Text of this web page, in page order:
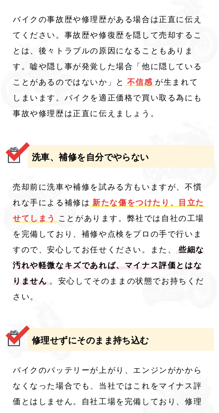
バイクの事故歴や修理歴がある場合は正直に伝え
てください。事故歴や修復歴を隠して売却するこ
とは、後々トラブルの原因になることもありま
す。嘘や隠し事が発覚した場合「他に隠している
ことがあるのではないか」と
不信感 が生まれて
しまいます。バイクを適正価格で買い取る為にも
事故や修理歴は正直に伝えましょう。
洗車、補修を自分でやらない
売却前に洗車や補修を試みる方もいますが、不慣
れな手による補修は 新たな傷をつけたり、目立た
せてしまう
ことがあります。弊社では自社の工場
を完備しており、補修や点検をプロの手で行いま
すので、安心してお任せください。また、 些細な
汚れや軽微なキズであれば、マイナス評価とはな
りません 。安心してそのままの状態でお持ちくだ
さい。
修理せずにそのまま持ち込む
バイクのバッテリーが上がり、エンジンがかから
なくなった場合でも、当社ではこれをマイナス評
価とはしません。自社工場を完備しており、修理